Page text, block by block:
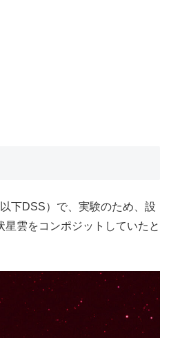
下DSS）で、実験のため、設
星雲をコンポジットしていたと